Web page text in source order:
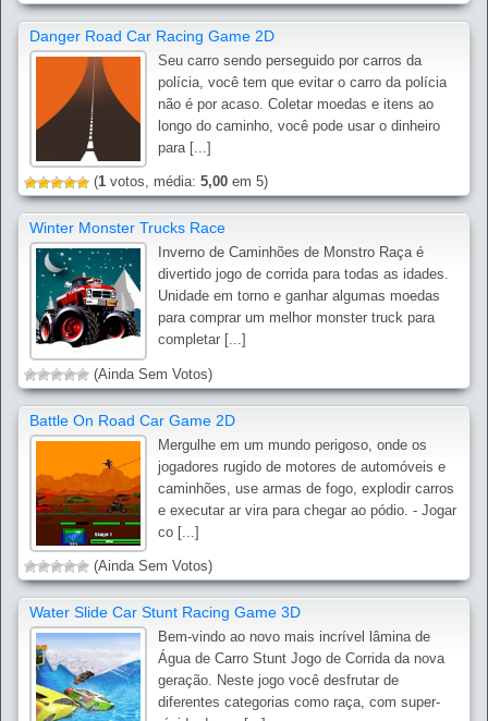
Danger Road Car Racing Game 2D
Seu carro sendo perseguido por carros da
polícia, você tem que evitar o carro da polícia
não é por acaso. Coletar moedas e itens ao
longo do caminho, você pode usar o dinheiro
para [...]
(1 votos, média: 5,00 em 5)
Winter Monster Trucks Race
Inverno de Caminhões de Monstro Raça é
divertido jogo de corrida para todas as idades.
Unidade em torno e ganhar algumas moedas
para comprar um melhor monster truck para
completar [...]
(Ainda Sem Votos)
Battle On Road Car Game 2D
Mergulhe em um mundo perigoso, onde os
jogadores rugido de motores de automóveis e
caminhões, use armas de fogo, explodir carros
e executar ar vira para chegar ao pódio. - Jogar
co [...]
(Ainda Sem Votos)
Water Slide Car Stunt Racing Game 3D
Bem-vindo ao novo mais incrível lâmina de
Água de Carro Stunt Jogo de Corrida da nova
geração. Neste jogo você desfrutar de
diferentes categorias como raça, com super-